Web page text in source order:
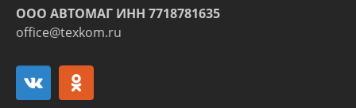
ООО АВТОМАГ ИНН 7718781635
office@texkom.ru